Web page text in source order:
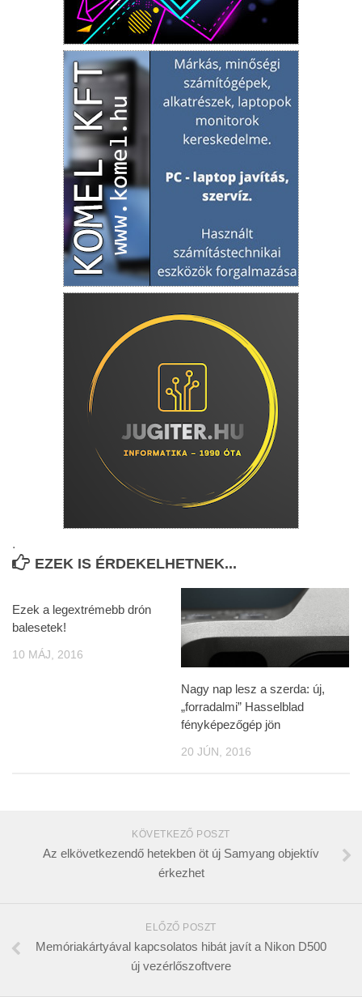
.
EZEK IS ÉRDEKELHETNEK...
Ezek a legextrémebb drón
balesetek!
10 MÁJ, 2016
Nagy nap lesz a szerda: új,
„forradalmi” Hasselblad
fényképezőgép jön
20 JÚN, 2016
KÖVETKEZŐ POSZT
Az elkövetkezendő hetekben öt új Samyang objektív
érkezhet
ELŐZŐ POSZT
Memóriakártyával kapcsolatos hibát javít a Nikon D500
új vezérlőszoftvere